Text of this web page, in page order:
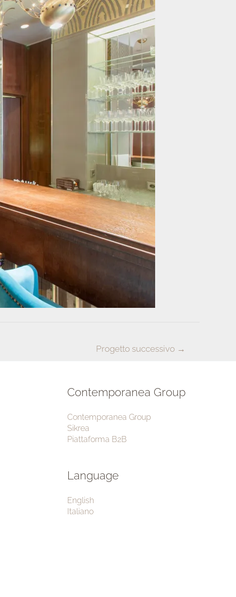
Progetto successivo →
Contemporanea Group
Contemporanea Group
Sikrea
Piattaforma B2B
Language
English
Italiano